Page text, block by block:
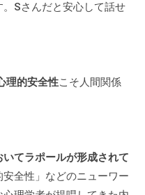
Sさんだと安心して話せ
理的安全性こそ人間関係
いてラポールが形成されて
全性」などのニューワー